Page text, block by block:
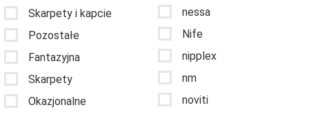
Skarpety i kapcie
Pozostałe
Fantazyjna
Skarpety
Okazjonalne
nessa
Nife
nipplex
nm
noviti